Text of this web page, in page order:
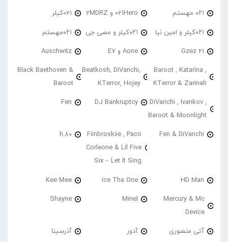
۰۲۱ مهستم 021Hero و 2MDRZ 021کیلر
۰۲۱کیلر و امین نیا ۰۲۱کیلر و مصی جی ۰۲۱مهستم
21 Gzez Aone و E7 Auschwitz
Baroot , Katarina ,
KTerror & Zarinah
Beatkosh, DiVanchi,
KTerror, Hojey
Black Baethoven &
Baroot
DiVanchi , Ivankov ,
Baroot & Moonlight
DJ Bankruptcy
Fen
Fen & DiVanchi
Fiinbroskiie , Paco
Corleone & Lil Five
Six – Let It Sing
h.80
HD Man
Ice Tha One
Kee Mee
Mercury & Mc
Device
Minel
Shayne
آتی منصوری آدور آذرسینا